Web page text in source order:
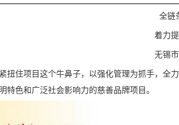
全链
着力
无锡
扭住项目这个牛鼻子，以强化管理为抓手，全
特色和广泛社会影响力的慈善品牌项目。